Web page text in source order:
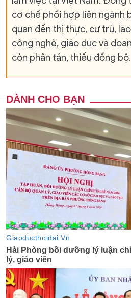
cơ chế phối hợp liên ngành
quan đến thị thực, cư trú,
công nghệ, giáo dục và
còn phân tán, thiếu đồng bộ.